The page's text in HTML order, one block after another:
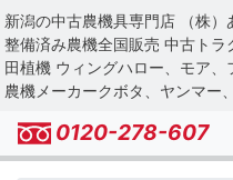
新潟の中古農機具専門店 （株）
整備済み農機全国販売 中古トラ
田植機 ウィングハロー、モア、
農機メーカークボタ、ヤンマー
0120-278-607